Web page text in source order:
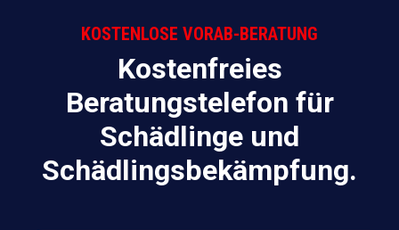
KOSTENLOSE VORAB-BERATUNG
Kostenfreies
Beratungstelefon für
Schädlinge und
Schädlingsbekämpfung.